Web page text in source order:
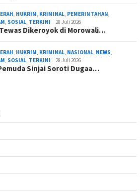
, HUKRIM, KRIMINAL, PEMERINTAHAN,
, SOSIAL, TERKINI 28 Juli 2026
Dikeroyok di Morowali…
, HUKRIM, KRIMINAL, NASIONAL, NEWS,
, SOSIAL, TERKINI 28 Juli 2026
Sinjai Soroti Dugaa…